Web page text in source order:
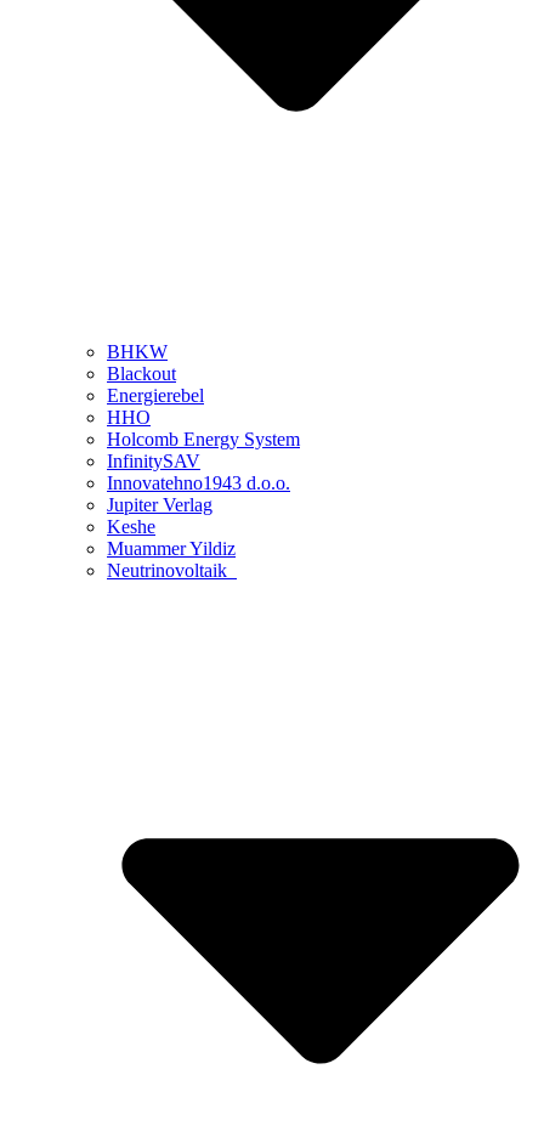
BHKW
Blackout
Energierebel
HHO
Holcomb Energy System
InfinitySAV
Innovatehno1943 d.o.o.
Jupiter Verlag
Keshe
Muammer Yildiz
Neutrinovoltaik